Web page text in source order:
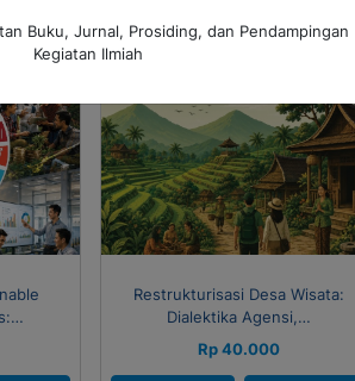
Restrukturisasi Desa Wisata:
Dialektika Agensi,…
Rp 40.000
Buku, Jurnal, Prosiding, dan Pendampingan
Kegiatan Ilmiah